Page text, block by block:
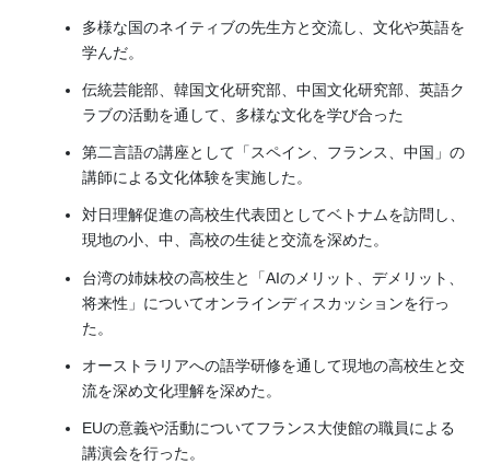
多様な国のネイティブの先生方と交流し、文化や英語を
学んだ。
伝統芸能部、韓国文化研究部、中国文化研究部、英語ク
ラブの活動を通して、多様な文化を学び合った
第二言語の講座として「スペイン、フランス、中国」の
講師による文化体験を実施した。
対日理解促進の高校生代表団としてベトナムを訪問し、
現地の小、中、高校の生徒と交流を深めた。
台湾の姉妹校の高校生と「AIのメリット、デメリット、
将来性」についてオンラインディスカッションを行っ
た。
オーストラリアへの語学研修を通して現地の高校生と交
流を深め文化理解を深めた。
EUの意義や活動についてフランス大使館の職員による
講演会を行った。